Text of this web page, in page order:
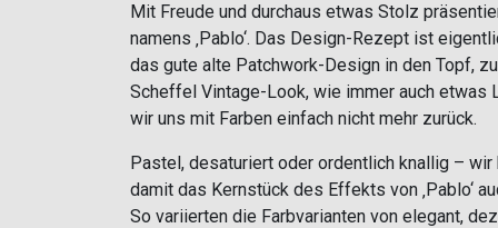
Mit Freude und durchaus etwas Stolz
namens ‚Pablo‘. Das Design-Rezept ist
das gute alte Patchwork-Design in den Topf,
Scheffel Vintage-Look, wie immer auch etwas
wir uns mit Farben einfach nicht mehr zurück.
Pastel, desaturiert oder ordentlich knallig –
damit das Kernstück des Effekts von ‚Pablo‘
So variierten die Farbvarianten von elegant,